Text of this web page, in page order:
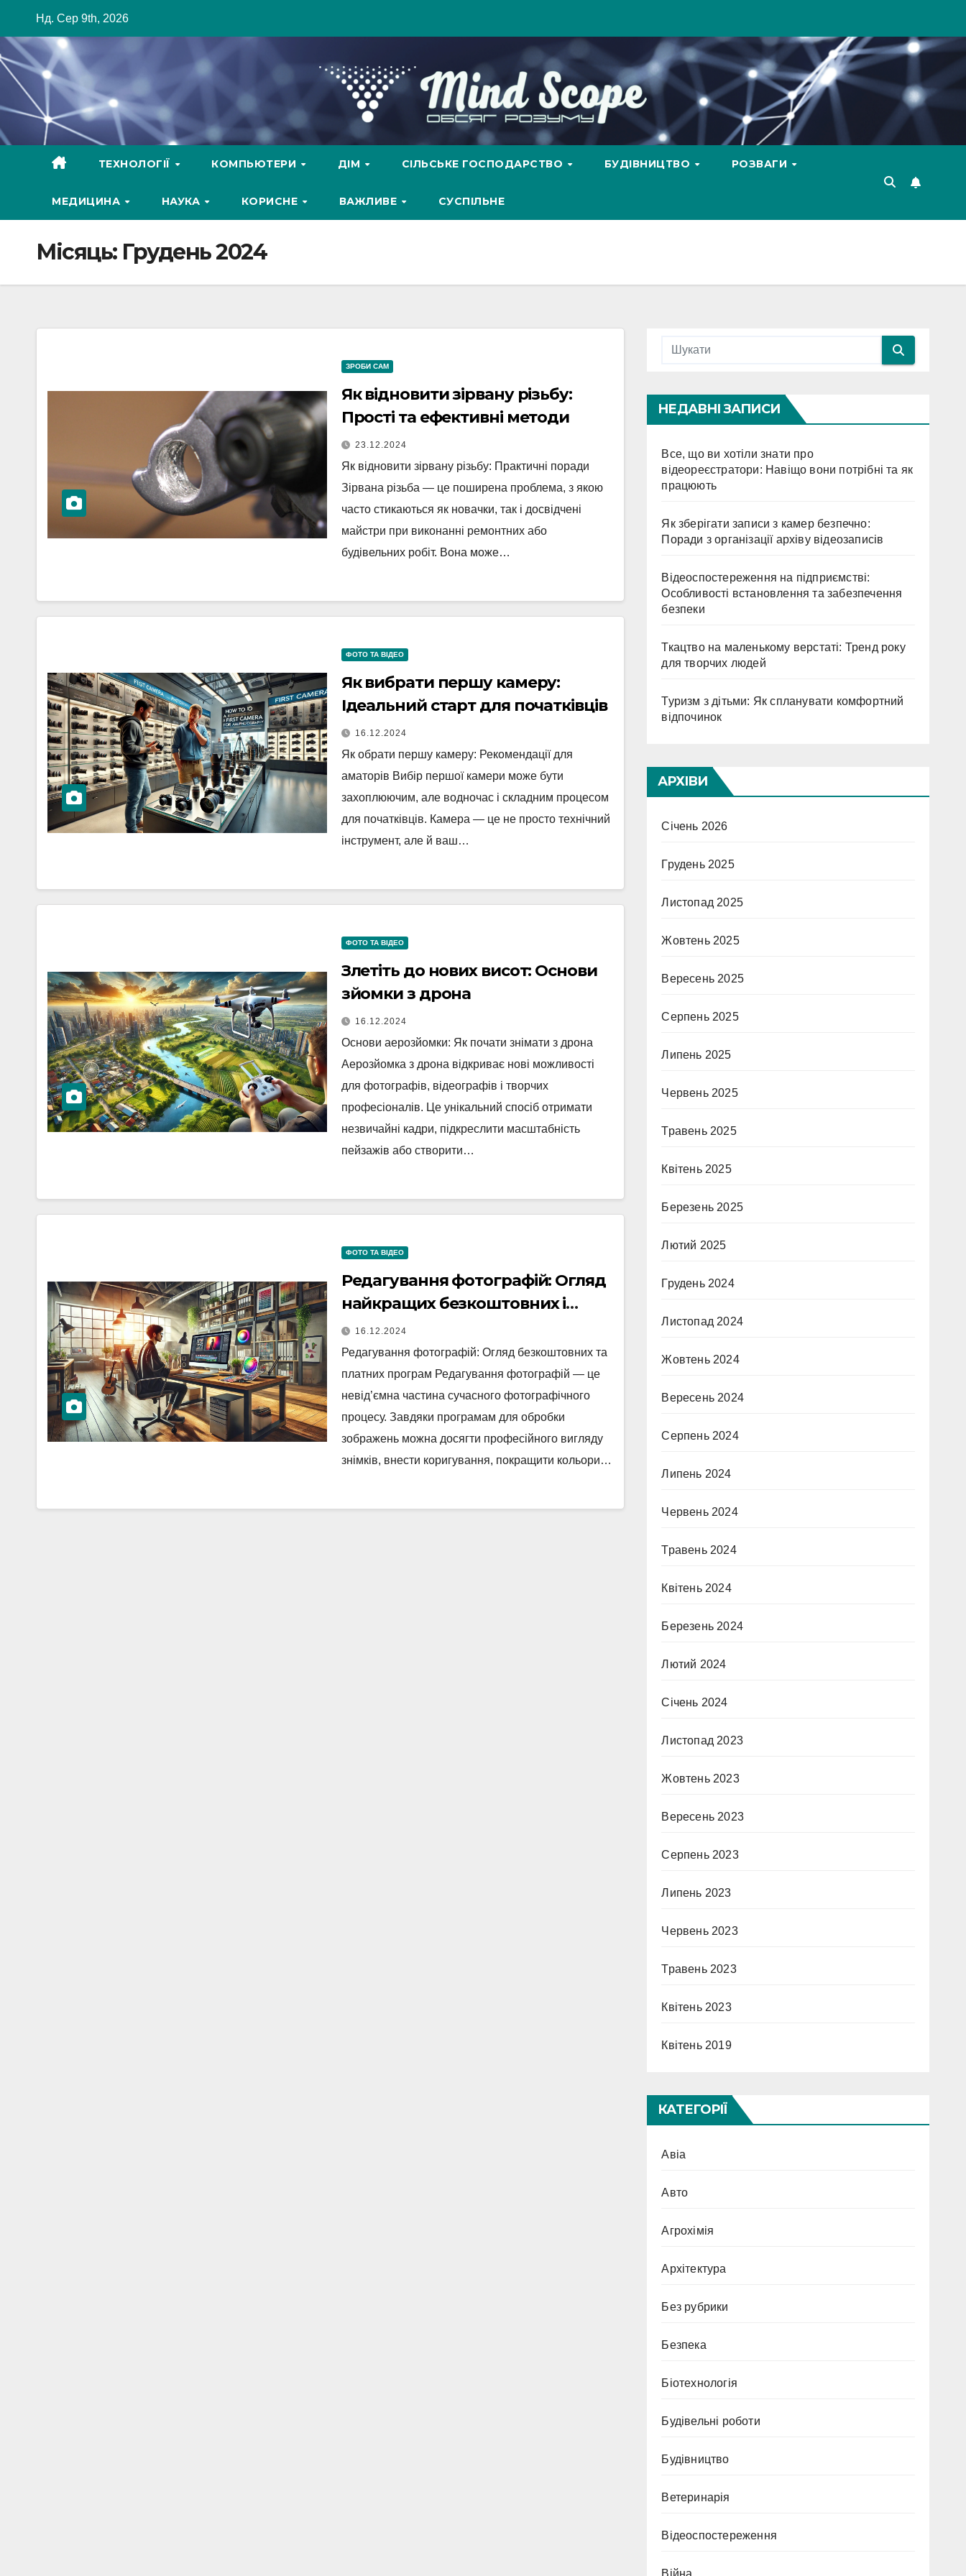
content
Нд. Сер 9th, 2026
ТЕХНОЛОГІЇ КОМПЬЮТЕРИ ДІМ СІЛЬСЬКЕ ГОСПОДАРСТВО БУДІВНИЦТВО РОЗВАГИ
МЕДИЦИНА НАУКА КОРИСНЕ ВАЖЛИВЕ СУСПІЛЬНЕ
Місяць: Грудень 2024
ЗРОБИ САМ
Як відновити зірвану різьбу:
Прості та ефективні методи
23.12.2024
Як відновити зірвану різьбу: Практичні поради
Зірвана різьба — це поширена проблема, з якою
часто стикаються як новачки, так і досвідчені
майстри при виконанні ремонтних або
будівельних робіт. Вона може…
ФОТО ТА ВІДЕО
Як вибрати першу камеру:
Ідеальний старт для початківців
16.12.2024
Як обрати першу камеру: Рекомендації для
аматорів Вибір першої камери може бути
захоплюючим, але водночас і складним процесом
для початківців. Камера — це не просто технічний
інструмент, але й ваш…
ФОТО ТА ВІДЕО
Злетіть до нових висот: Основи
зйомки з дрона
16.12.2024
Основи аерозйомки: Як почати знімати з дрона
Аерозйомка з дрона відкриває нові можливості
для фотографів, відеографів і творчих
професіоналів. Це унікальний спосіб отримати
незвичайні кадри, підкреслити масштабність
пейзажів або створити…
ФОТО ТА ВІДЕО
Редагування фотографій: Огляд
найкращих безкоштовних і
платних програм
16.12.2024
Редагування фотографій: Огляд безкоштовних та
платних програм Редагування фотографій — це
невід’ємна частина сучасного фотографічного
процесу. Завдяки програмам для обробки
зображень можна досягти професійного вигляду
знімків, внести коригування, покращити кольори…
НЕДАВНІ ЗАПИСИ
Все, що ви хотіли знати про
відеореєстратори: Навіщо вони потрібні та як
працюють
Як зберігати записи з камер безпечно:
Поради з організації архіву відеозаписів
Відеоспостереження на підприємстві:
Особливості встановлення та забезпечення
безпеки
Ткацтво на маленькому верстаті: Тренд року
для творчих людей
Туризм з дітьми: Як спланувати комфортний
відпочинок
АРХІВИ
Січень 2026
Грудень 2025
Листопад 2025
Жовтень 2025
Вересень 2025
Серпень 2025
Липень 2025
Червень 2025
Травень 2025
Квітень 2025
Березень 2025
Лютий 2025
Грудень 2024
Листопад 2024
Жовтень 2024
Вересень 2024
Серпень 2024
Липень 2024
Червень 2024
Травень 2024
Квітень 2024
Березень 2024
Лютий 2024
Січень 2024
Листопад 2023
Жовтень 2023
Вересень 2023
Серпень 2023
Липень 2023
Червень 2023
Травень 2023
Квітень 2023
Квітень 2019
КАТЕГОРІЇ
Авіа
Авто
Агрохімія
Архітектура
Без рубрики
Безпека
Біотехнологія
Будівельні роботи
Будівництво
Ветеринарія
Відеоспостереження
Війна